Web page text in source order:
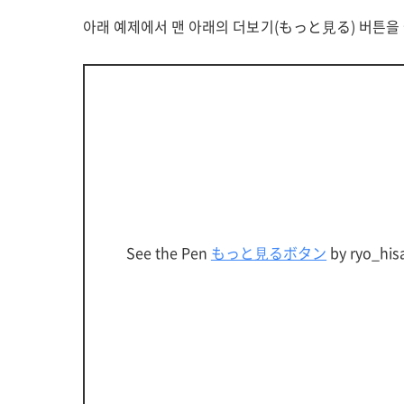
아래 예제에서 맨 아래의 더보기(もっと見る) 버튼
See the Pen もっと見るボタン by